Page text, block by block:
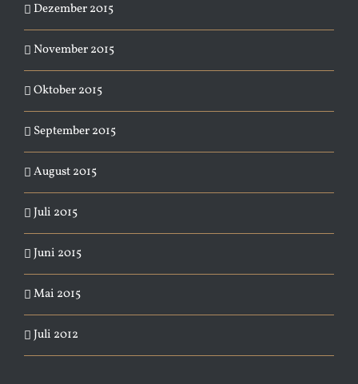
Dezember 2015
November 2015
Oktober 2015
September 2015
August 2015
Juli 2015
Juni 2015
Mai 2015
Juli 2012